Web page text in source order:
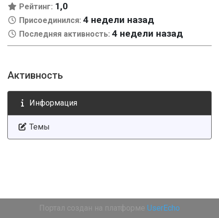
Рейтинг: 1,0
Присоединился: 4 недели назад
Последняя активность: 4 недели назад
Активность
Информация
Темы
Портал создан на платформе UserEcho